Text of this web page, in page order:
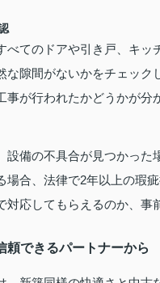
べてのドアや引き戸、キ
な隙間がないかをチェッ
が行われたかどうかが分
設備の不具合が見つかっ
合、法律で2年以上の瑕
応してもらえるのか、事
頼できるパートナーから